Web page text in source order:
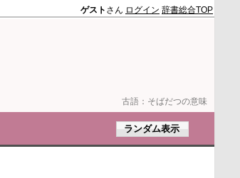
古語： そばだつの意味
ゲスト さん ログイン 辞書総合TOP